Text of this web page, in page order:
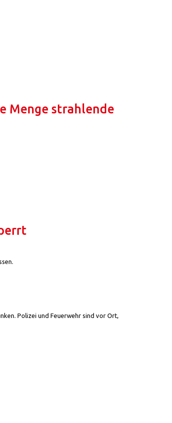
Menge strahlende
Polizei und Feuerwehr sind vor Ort,